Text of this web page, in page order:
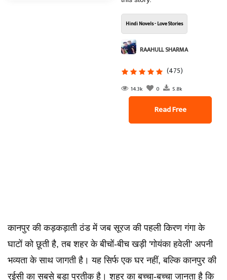
Hindi Novels - Love Stories
RAAHULL SHARMA
(475)
14.3k 0 5.8k
Read Free
कानपुर की कड़कड़ाती ठंड में जब सूरज की पहली किरण गंगा के
घाटों को छूती है, तब शहर के बीचों-बीच खड़ी 'गोयंका हवेली' अपनी
भव्यता के साथ जागती है। यह सिर्फ एक घर नहीं, बल्कि कानपुर की
रईसी का सबसे बड़ा प्रतीक है। शहर का बच्चा-बच्चा जानता है कि